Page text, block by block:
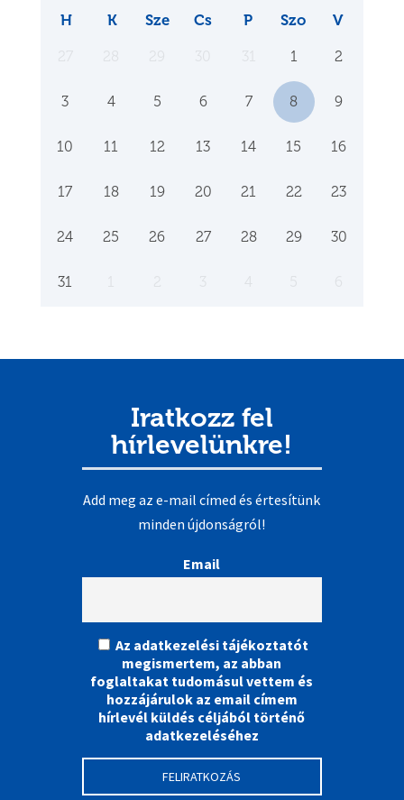
H K Sze Cs P Szo V
1 2
3 4 5 6 7 8 9
10 11 12 13 14 15 16
17 18 19 20 21 22 23
24 25 26 27 28 29 30
31
Iratkozz fel
hírlevelünkre!
Add meg az e-mail címed és értesítünk
minden újdonságról!
Email
Az adatkezelési tájékoztatót
megismertem, az abban
foglaltakat tudomásul vettem és
hozzájárulok az email címem
hírlevél küldés céljából történő
adatkezeléséhez